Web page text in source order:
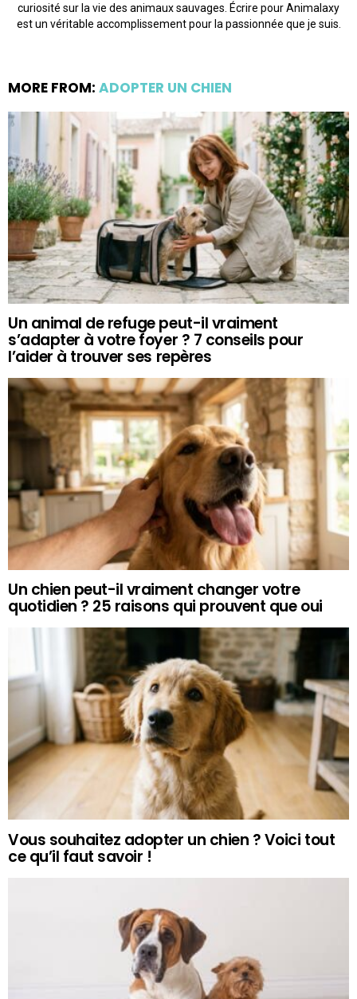
curiosité sur la vie des animaux sauvages. Écrire pour Animalaxy
est un véritable accomplissement pour la passionnée que je suis.
MORE FROM: ADOPTER UN CHIEN
Un animal de refuge peut-il vraiment
s’adapter à votre foyer ? 7 conseils pour
l’aider à trouver ses repères
Un chien peut-il vraiment changer votre
quotidien ? 25 raisons qui prouvent que oui
Vous souhaitez adopter un chien ? Voici tout
ce qu’il faut savoir !